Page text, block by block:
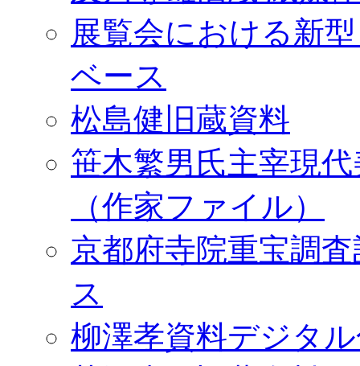
展覧会における新
ベース
松島健旧蔵資料
笹木繁男氏主宰現
（作家ファイル）
京都府寺院重宝調
ス
柳澤孝資料デジタ